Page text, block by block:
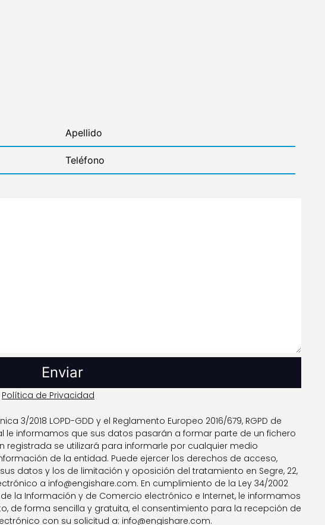
Política de Privacidad
3/2018 LOPD-GDD y el Reglamento Europeo 2016/679, RGPD de
le informamos que sus datos pasarán a formar parte de un fichero
registrada se utilizará para informarle por cualquier medio
de la entidad. Puede ejercer los derechos de acceso,
datos y los de limitación y oposición del tratamiento en Segre, 22,
a info@engishare.com. En cumplimiento de la Ley 34/2002
de la Información y de Comercio electrónico e Internet, le informamos
de forma sencilla y gratuita, el consentimiento para la recepción de
con su solicitud a: info@engishare.com.